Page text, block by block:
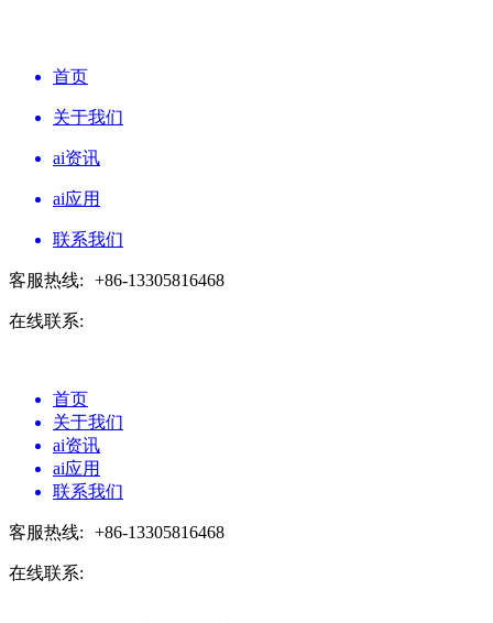
首页
关于我们
ai资讯
ai应用
联系我们
客服热线: +86-13305816468
在线联系:
首页
关于我们
ai资讯
ai应用
联系我们
客服热线: +86-13305816468
在线联系: